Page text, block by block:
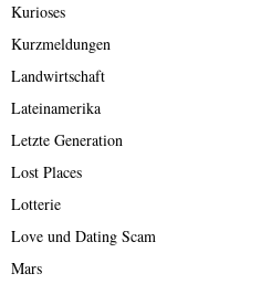
Kurioses
Kurzmeldungen
Landwirtschaft
Lateinamerika
Letzte Generation
Lost Places
Lotterie
Love und Dating Scam
Mars